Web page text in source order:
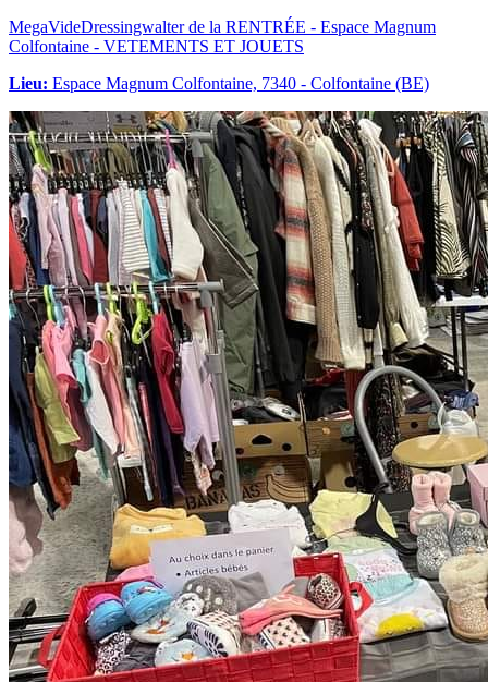
MegaVideDressingwalter de la RENTRÉE - Espace Magnum
Colfontaine - VETEMENTS ET JOUETS
Lieu: Espace Magnum Colfontaine, 7340 - Colfontaine (BE)